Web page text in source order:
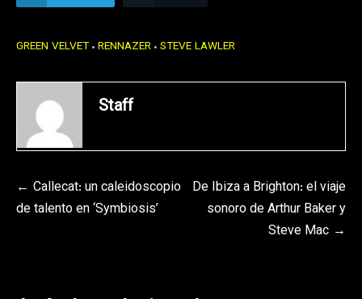
GREEN VELVET RENNAZER STEVE LAWLER
Staff
Navegación
de
Callecat: un caleidoscopio
de talento en ‘Symbiosis’
De Ibiza a Brighton: el viaje
sonoro de Arthur Baker y
Steve Mac